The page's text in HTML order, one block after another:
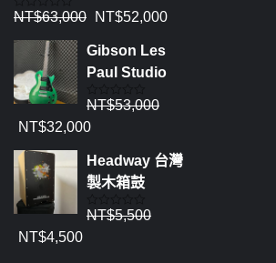
評
0
5
NT$63,000 NT$52,000
Gibson Les
Paul Studio
評
0
5
NT$53,000
NT$32,000
Headway 台灣
製木箱鼓
評
NT$5,500
NT$4,500